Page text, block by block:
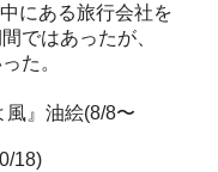
にある旅行会社を
ではあったが、
た。
』油絵(8/8〜
18)